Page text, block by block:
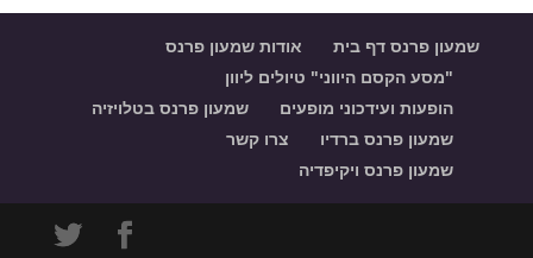
שמעון פרנס דף בית
אודות שמעון פרנס
"מסע הקסם היווני" טיולים ליוון
הופעות ועידכוני מופעים
שמעון פרנס בטלויזיה
שמעון פרנס ברדיו
צרו קשר
שמעון פרנס ויקיפדיה